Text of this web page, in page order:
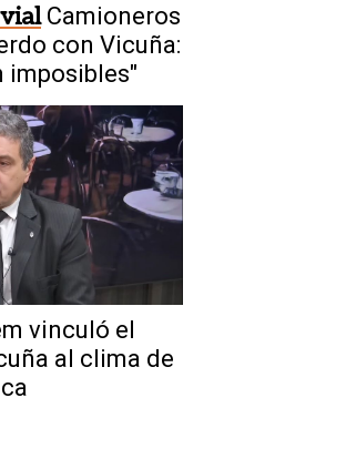
Camioneros
con Vicuña:
imposibles"
vinculó el
al clima de